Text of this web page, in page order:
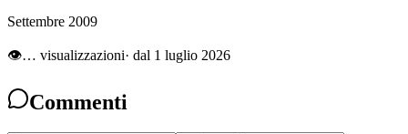
Settembre 2009
👁… visualizzazioni· dal 1 luglio 2026
Commenti